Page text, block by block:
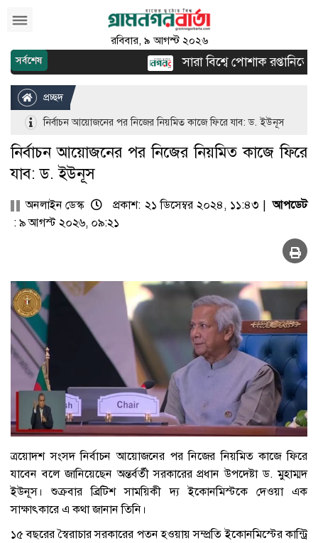
রবিবার, ৯ আগস্ট ২০২৬
সর্বশেষ সারা বিশ্বে পোশাক রপ্তানিতে
প্রচ্ছদ
নির্বাচন আয়োজনের পর নিজের নিয়মিত কাজে ফিরে যাব: ড. ইউনূস
নির্বাচন আয়োজনের পর নিজের নিয়মিত কাজে ফিরে
যাব: ড. ইউনূস
অনলাইন ডেস্ক প্রকাশ: ২১ ডিসেম্বর ২০২৪, ১১:৪৩ |আপডেট
: ৯ আগস্ট ২০২৬, ০৯:২১
ত্রয়োদশ সংসদ নির্বাচন আয়োজনের পর নিজের নিয়মিত কাজে ফিরে
যাবেন বলে জানিয়েছেন অন্তর্বর্তী সরকারের প্রধান উপদেষ্টা ড. মুহাম্মদ
ইউনূস। শুক্রবার ব্রিটিশ সাময়িকী দ্য ইকোনমিস্টকে দেওয়া এক
সাক্ষাৎকারে এ কথা জানান তিনি।
১৫ বছরের স্বৈরাচার সরকারের পতন হওয়ায় সম্প্রতি ইকোনমিস্টের কান্ট্রি